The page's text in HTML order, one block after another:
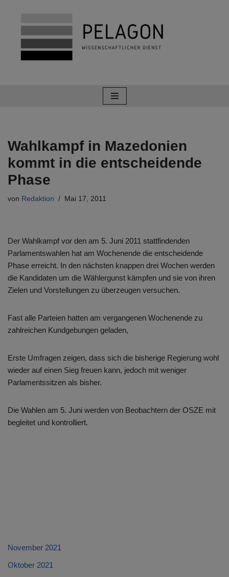
Zum
Inhalt
springen
Wahlkampf in Mazedonien
kommt in die entscheidende
Phase
von Redaktion Mai 17, 2011
Der Wahlkampf vor den am 5. Juni 2011 stattfindenden
Parlamentswahlen hat am Wochenende die entscheidende
Phase erreicht. In den nächsten knappen drei Wochen werden
die Kandidaten um die Wählergunst kämpfen und sie von ihren
Zielen und Vorstellungen zu überzeugen versuchen.
Fast alle Parteien hatten am vergangenen Wochenende zu
zahlreichen Kundgebungen geladen,
Erste Umfragen zeigen, dass sich die bisherige Regierung wohl
wieder auf einen Sieg freuen kann, jedoch mit weniger
Parlamentssitzen als bisher.
Die Wahlen am 5. Juni werden von Beobachtern der OSZE mit
begleitet und kontrolliert.
November 2021
Oktober 2021